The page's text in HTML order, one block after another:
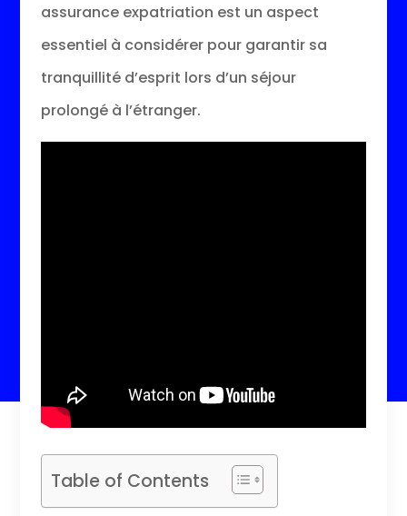
assurance expatriation est un aspect
essentiel à considérer pour garantir sa
tranquillité d’esprit lors d’un séjour
prolongé à l’étranger.
Table of Contents